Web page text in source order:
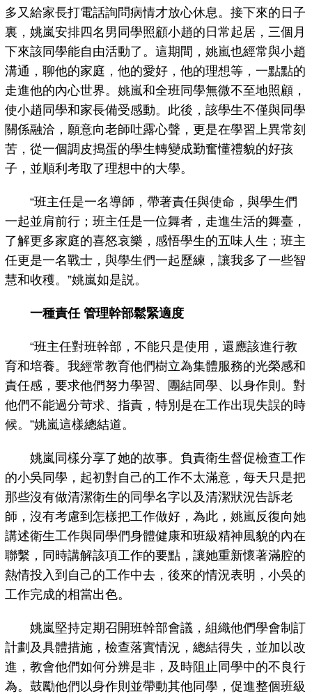
多又給家長打電話詢問病情才放心休息。接下來的日子
裏，姚嵐安排四名男同學照顧小趙的日常起居，三個月
下來該同學能自由活動了。這期間，姚嵐也經常與小趙
溝通，聊他的家庭，他的愛好，他的理想等，一點點的
走進他的內心世界。姚嵐和全班同學無微不至地照顧，
使小趙同學和家長備受感動。此後，該學生不僅與同學
關係融洽，願意向老師吐露心聲，更是在學習上異常刻
苦，從一個調皮搗蛋的學生轉變成勤奮懂禮貌的好孩
子，並順利考取了理想中的大學。
“班主任是一名導師，帶著責任與使命，與學生們
一起並肩前行；班主任是一位舞者，走進生活的舞臺，
了解更多家庭的喜怒哀樂，感悟學生的五味人生；班主
任更是一名戰士，與學生們一起歷練，讓我多了一些智
慧和收穫。”姚嵐如是説。
一種責任 管理幹部鬆緊適度
“班主任對班幹部，不能只是使用，還應該進行教
育和培養。我經常教育他們樹立為集體服務的光榮感和
責任感，要求他們努力學習、團結同學、以身作則。對
他們不能過分苛求、指責，特別是在工作出現失誤的時
候。”姚嵐這樣總結道。
姚嵐同樣分享了她的故事。負責衛生督促檢查工作
的小吳同學，起初對自己的工作不太滿意，每天只是把
那些沒有做清潔衛生的同學名字以及清潔狀況告訴老
師，沒有考慮到怎樣把工作做好，為此，姚嵐反復向她
講述衛生工作與同學們身體健康和班級精神風貌的內在
聯繫，同時講解該項工作的要點，讓她重新懷著滿腔的
熱情投入到自己的工作中去，後來的情況表明，小吳的
工作完成的相當出色。
姚嵐堅持定期召開班幹部會議，組織他們學會制訂
計劃及具體措施，檢查落實情況，總結得失，並加以改
進，教會他們如何分辨是非，及時阻止同學中的不良行
為。鼓勵他們以身作則並帶動其他同學，促進整個班級